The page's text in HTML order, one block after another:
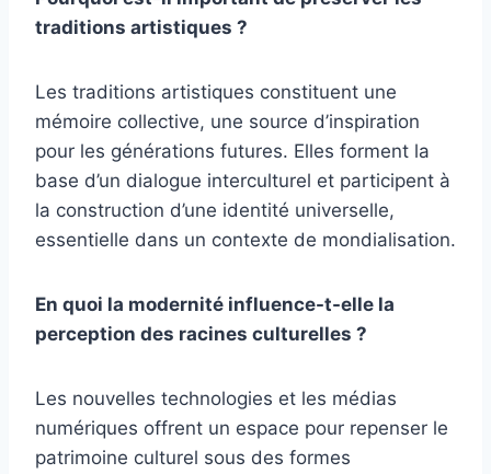
traditions artistiques ?
Les traditions artistiques constituent une
mémoire collective, une source d’inspiration
pour les générations futures. Elles forment la
base d’un dialogue interculturel et participent à
la construction d’une identité universelle,
essentielle dans un contexte de mondialisation.
En quoi la modernité influence-t-elle la
perception des racines culturelles ?
Les nouvelles technologies et les médias
numériques offrent un espace pour repenser le
patrimoine culturel sous des formes